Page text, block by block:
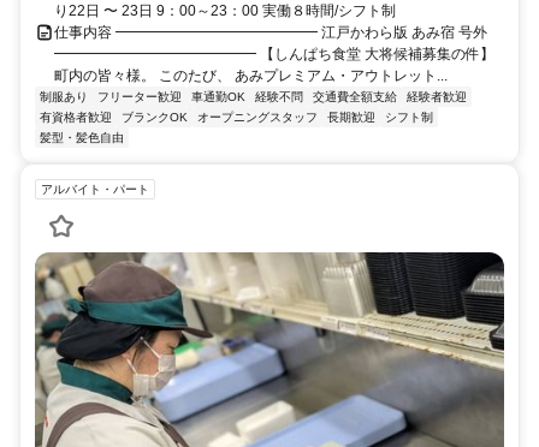
り22日 〜 23日 9：00～23：00 実働８時間/シフト制
仕事内容 ━━━━━━━━━━━━━━ 江戸かわら版 あみ宿 号外
━━━━━━━━━━━━━━ 【しんぱち食堂 大将候補募集の件】
町内の皆々様。 このたび、 あみプレミアム・アウトレット...
制服あり フリーター歓迎 車通勤OK 経験不問 交通費全額支給
経験者歓迎
有資格者歓迎
ブランクOK オープニングスタッフ 長期歓迎
シフト制
髪型・髪色自由
アルバイト・パート